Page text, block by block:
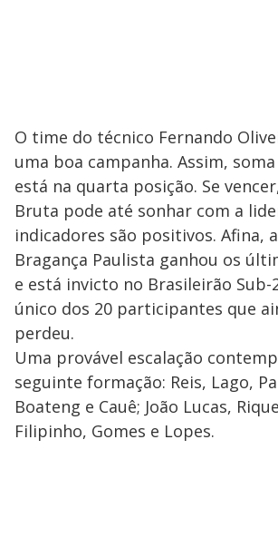
O time do técnico Fernando
uma boa campanha. Assim,
está na quarta posição. Se
Bruta pode até sonhar com a
indicadores são positivos. Afina,
Bragança Paulista ganhou os
e está invicto no Brasileirão Sub-
único dos 20 participantes que
perdeu.
Uma provável escalação
seguinte formação: Reis, Lago,
Boateng e Cauê; João Lucas,
Filipinho, Gomes e Lopes.